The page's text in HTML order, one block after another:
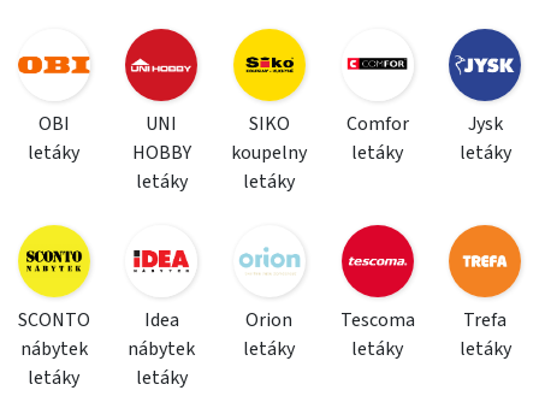
OBI
letáky
UNI
HOBBY
letáky
SIKO
koupelny
letáky
Comfor
letáky
Jysk
letáky
SCONTO
nábytek
letáky
Idea
nábytek
letáky
Orion
letáky
Tescoma
letáky
Trefa
letáky